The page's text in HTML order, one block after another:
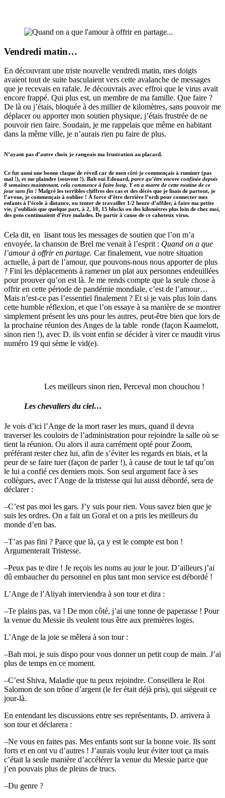
Vendredi matin…
En découvrant une triste nouvelle vendredi matin, mes doigts
avaient tout de suite basculaient vers cette avalanche de messages
que je recevais en rafale. Je découvrais avec effroi que le virus avait
encore frappé. Qui plus est, un membre de ma famille. Que faire ?
De là ou j’étais, bloquée à des millier de kilomètres, sans pouvoir me
déplacer ou apporter mon soutien physique, j’étais frustrée de ne
pouvoir rien faire. Soudain, je me rappelais que même en habitant
dans la même ville, je n’aurais rien pu faire de plus.
N’ayant pas d’autre choix je rangeais ma frustration au placard.
Ce fut aussi une bonne claque de réveil car de mon côté je commençais à ruminer (pas
mal !), et me plaindre (souvent !). Bah oui Edouard, parce qu’être encore confinée depuis
8 semaines maintenant, cela commence à faire long. Y en a marre de cette routine de ce
jour sans fin ! Malgré les terribles chiffres des cas et des décès que je lisais de partout, je
l’avoue, je commençais à oublier ! À force d’être derrière l’ordi pour connecter mes
enfants à l’école à distance, ou tenter de travailler 1/2 heure d’affiler, à faire ma petite
vie, j’oubliais que quelque part, à 2, 10, 15 blocks ou des kilomètres plus loin de chez moi,
des gens continuaient d’être malades. De partir à cause de ce cahoteux virus.
Cela dit, en lisant tous les messages de soutien que l’on m’a
envoyée, la chanson de Brel me venait à l’esprit : Quand on a que
l’amour à offrir en partage. Car finalement, vue notre situation
actuelle, à part de l’amour, que pouvons-nous nous apporter de plus
? Fini les déplacements à ramener un plat aux personnes endeuillées
pour prouver qu’on est là. Je me rends compte que la seule chose à
offrir en cette période de pandémie mondiale, c’est de l’amour…
Mais n’est-ce pas l’essentiel finalement ? Et si je vais plus loin dans
cette humble réflexion, et que l’on essaye à sa manière de se montrer
simplement présent les uns pour les autres, peut-être bien que lors de
la prochaine réunion des Anges de la table ronde (façon Kaamelott,
sinon rien !), avec D. ils vont enfin se décider à virer ce maudit virus
numéro 19 qui sème le vid(e).
Les meilleurs sinon rien, Perceval mon chouchou !
Les chevaliers du ciel…
Je vois d’ici l’Ange de la mort raser les murs, quand il devra
traverser les couloirs de l’administration pour rejoindre la salle où se
tient la réunion. Ou alors il aura carrément opté pour Zoom,
préférant rester chez lui, afin de s’éviter les regards en biais, et la
peur de se faire tuer (façon de parler !), à cause de tout le taf qu’on
le lui a confié ces derniers mois. Son seul argument face à ses
collègues, avec l’Ange de la tristesse qui lui aussi débordé, sera de
déclarer :
–C’est pas moi les gars. J’y suis pour rien. Vous savez bien que je
suis les ordres. On a fait un Goral et on a pris les meilleurs du
monde d’en bas.
–T’as pas fini ? Parce que là, ça y est le compte est bon !
Argumenterait Tristesse.
–Peux pas te dire ! Je reçois les noms au jour le jour. D’ailleurs j’ai
dû embaucher du personnel en plus tant mon service est débordé !
L’Ange de l’Aliyah interviendra à son tour et dira :
–Te plains pas, va ! De mon côté, j’ai une tonne de paperasse ! Pour
la venue du Messie ils veulent tous être aux premières loges.
L’Ange de la joie se mêlera à son tour :
–Bah moi, je suis dispo pour vous donner un petit coup de main. J’ai
plus de temps en ce moment.
–C’est Shiva, Maladie que tu peux rejoindre. Conseillera le Roi
Salomon de son trône d’argent (le fer était déjà pris), qui siégeait ce
jour-là.
En entendant les discussions entre ses représentants, D. arrivera à
son tour et déclarera :
–Ne vous en faites pas. Mes enfants sont sur la bonne voie. Ils sont
forts et en ont vu d’autres ! J’aurais voulu leur éviter tout ça mais
c’était la seule manière d’accélérer la venue du Messie parce que
j’en pouvais plus de pleins de trucs.
–Du genre ?